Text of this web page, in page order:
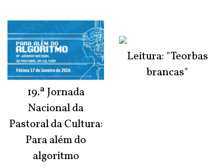
19.ª Jornada
Nacional da
Pastoral da Cultura:
Para além do
algoritmo
Leitura: "Teorbas
brancas"